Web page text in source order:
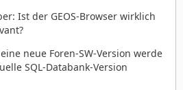
Ist der GEOS-Browser wirklich
neue Foren-SW-Version werde
SQL-Databank-Version